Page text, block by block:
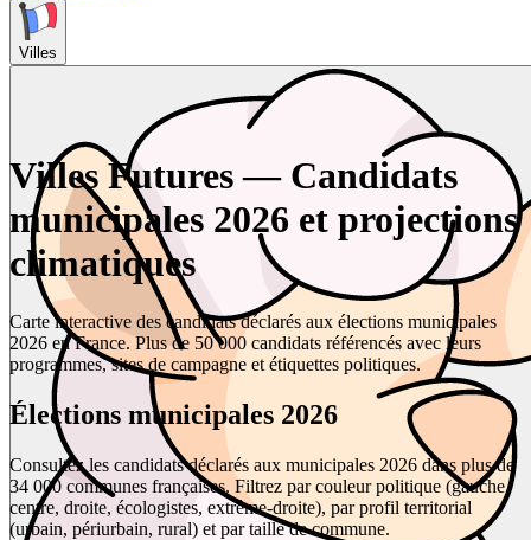
Villes
Villes Futures — Candidats
municipales 2026 et projections
climatiques
Carte interactive des candidats déclarés aux élections municipales
2026 en France. Plus de 50 000 candidats référencés avec leurs
programmes, sites de campagne et étiquettes politiques.
Élections municipales 2026
Consultez les candidats déclarés aux municipales 2026 dans plus de
34 000 communes françaises. Filtrez par couleur politique (gauche,
centre, droite, écologistes, extrême-droite), par profil territorial
(urbain, périurbain, rural) et par taille de commune.